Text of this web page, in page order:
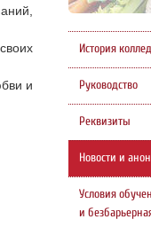
и
История
Руководство
Реквизиты
Новости и
Условия
и